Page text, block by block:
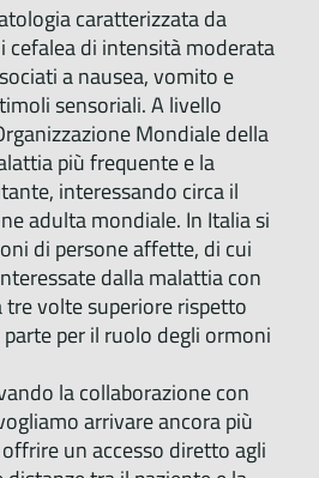
caratterizzata da
cefalea di intensità moderata
a nausea, vomito e
sensoriali. A livello
Mondiale della
più frequente e la
interessando circa il
adulta mondiale. In Italia si
di persone affette, di cui
dalla malattia con
tre volte superiore rispetto
per il ruolo degli ormoni
la collaborazione con
arrivare ancora più
un accesso diretto agli